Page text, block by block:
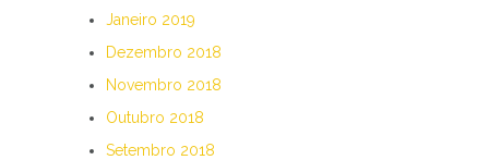
Janeiro 2019
Dezembro 2018
Novembro 2018
Outubro 2018
Setembro 2018